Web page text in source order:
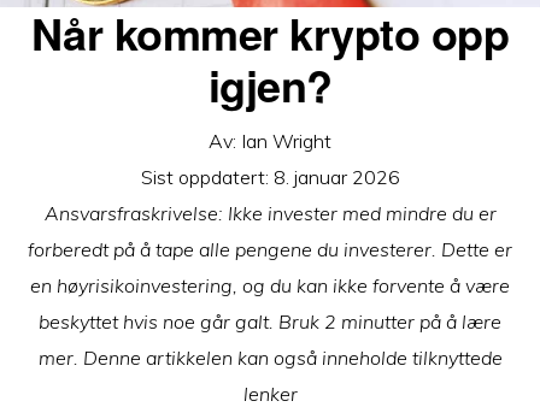
Når kommer krypto opp
igjen?
Av: Ian Wright
Sist oppdatert: 8. januar 2026
Ansvarsfraskrivelse: Ikke invester med mindre du er
forberedt på å tape alle pengene du investerer. Dette er
en høyrisikoinvestering, og du kan ikke forvente å være
beskyttet hvis noe går galt. Bruk 2 minutter på å lære
mer. Denne artikkelen kan også inneholde tilknyttede
lenker